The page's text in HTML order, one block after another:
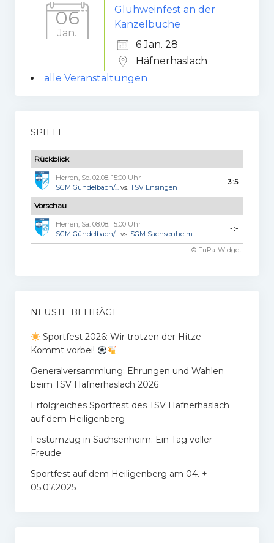
06
Jan.
Glühweinfest an der
Kanzelbuche
6 Jan. 28
Häfnerhaslach
alle Veranstaltungen
SPIELE
Rückblick
Herren, So. 02.08. 15:00 Uhr
SGM Gündelbach/...vs. TSV Ensingen
3:5
Vorschau
Herren, Sa. 08.08. 15:00 Uhr
SGM Gündelbach/...vs. SGM Sachsenheim...
-:-
© FuPa-Widget
NEUSTE BEITRÄGE
Sportfest 2026: Wir trotzen der Hitze –
Kommt vorbei!
Generalversammlung: Ehrungen und Wahlen
beim TSV Häfnerhaslach 2026
Erfolgreiches Sportfest des TSV Häfnerhaslach
auf dem Heiligenberg
Festumzug in Sachsenheim: Ein Tag voller
Freude
Sportfest auf dem Heiligenberg am 04. +
05.07.2025